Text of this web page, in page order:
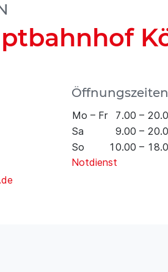
Öffnungszeiten
Mo – Fr
7.00 –
Sa
9.00 –
So
10.00 –
Notdienst